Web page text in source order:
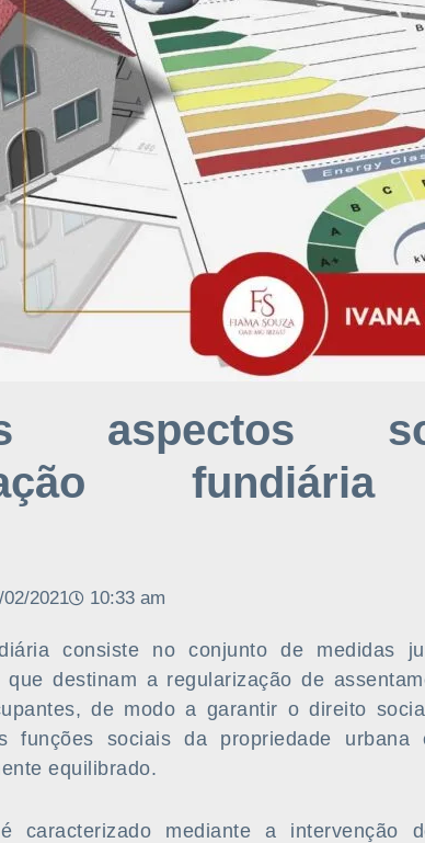
aspectos
02/2021 10:33 am
consiste no conjunto de medidas
destinam a regularização de
de modo a garantir o direito
funções sociais da propriedade
equilibrado.
caracterizado mediante a intervenção